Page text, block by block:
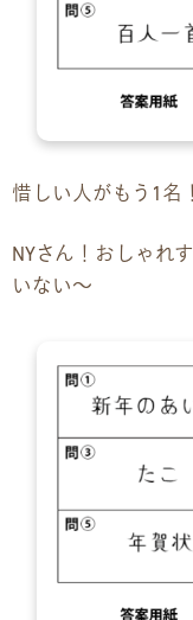
惜しい人がもう1名！
NYさん！おしゃれ
いない〜